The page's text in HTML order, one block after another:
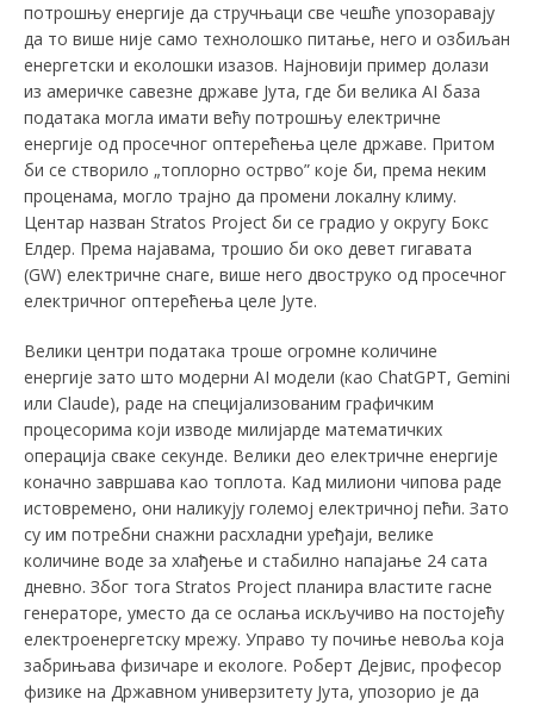
потрошњу енергије да стручњаци све чешће упозоравају
да то више није само технолошко питање, него и озбиљан
енергетски и еколошки изазов. Најновији пример долази
из америчке савезне државе Јута, где би велика АI база
података могла имати већу потрошњу електричне
енергије од просечног оптерећења целе државе. Притом
би се створило „топлорно острво” које би, према неким
проценама, могло трајно да промени локалну климу.
Центар назван Stratos Project би се градио у округу Бокс
Елдер. Према најавама, трошио би око девет гигавата
(GW) електричне снаге, више него двоструко од просечног
електричног оптерећења целе Јуте.
Велики центри података троше огромне количине
енергије зато што модерни АI модели (као ChatGPT, Gemini
или Claude), раде на специјализованим графичким
процесорима који изводе милијарде математичких
операција сваке секунде. Велики део електричне енергије
коначно завршава као топлота. Kад милиони чипова раде
истовремено, они наликују големој електричној пећи. Зато
су им потребни снажни расхладни уређаји, велике
количине воде за хлађење и стабилно напајање 24 сата
дневно. Због тога Stratos Project планира властите гасне
генераторе, уместо да се ослања искључиво на постојећу
електроенергетску мрежу. Управо ту почиње невоља која
забрињава физичаре и екологе. Роберт Дејвис, професор
физике на Државном универзитету Јута, упозорио je да